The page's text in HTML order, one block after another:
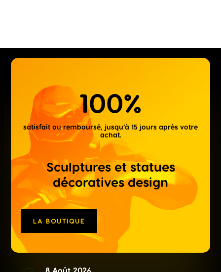
100%
satisfait ou remboursé, jusqu’à 15 jours après votre
achat.
Sculptures et statues
décoratives design
LA BOUTIQUE